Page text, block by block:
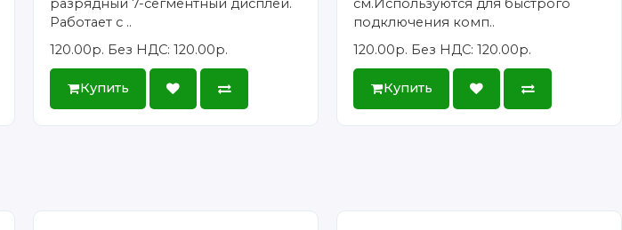
разрядный 7-сегментный дисплей.
Работает с ..
120.00р. Без НДС: 120.00р.
Купить
см.Используются для быстрого
подключения комп..
120.00р. Без НДС: 120.00р.
Купить